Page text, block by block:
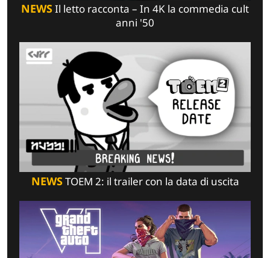
NEWSIl letto racconta – In 4K la commedia cult
anni '50
NEWSTOEM 2: il trailer con la data di uscita